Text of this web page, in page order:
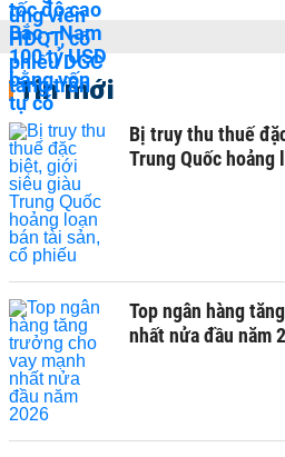
Tin mới
Bị truy thu thuế
Trung Quốc hoảng
Top ngân hàng
nhất nửa đầu năm